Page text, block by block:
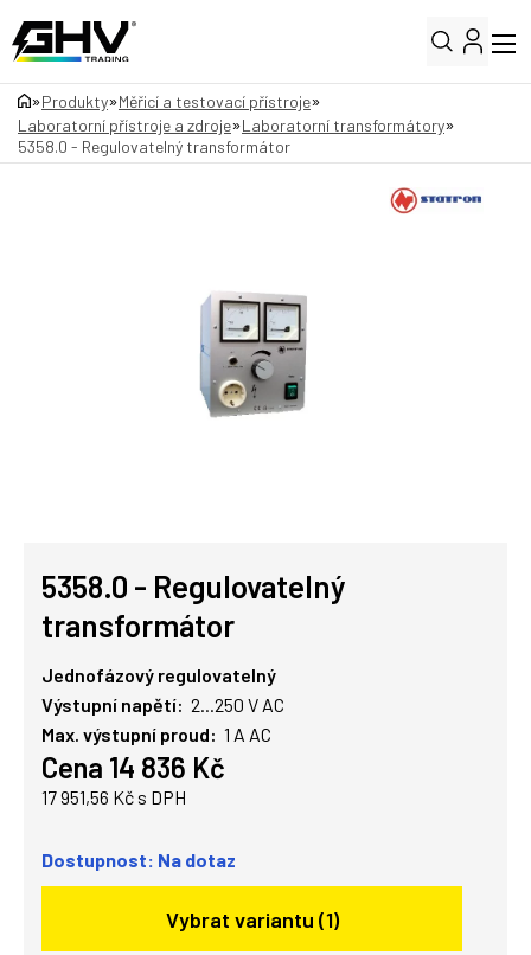
»Produkty»Měřicí a testovací přístroje»
Laboratorní přístroje a zdroje»Laboratorní transformátory»
5358.0 - Regulovatelný transformátor
5358.0 - Regulovatelný
transformátor
Jednofázový regulovatelný
Výstupní napětí: 2...250 V AC
Max. výstupní proud: 1 A AC
Cena 14 836 Kč
17 951,56 Kč s DPH
Dostupnost: Na dotaz
Vybrat variantu (1)